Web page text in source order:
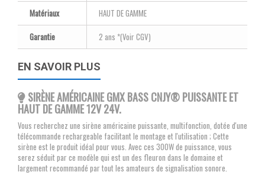
Matériaux
HAUT DE GAMME
Garantie
2 ans *(Voir CGV)
EN SAVOIR PLUS
SIRÈNE AMÉRICAINE GMX BASS CNJY® PUISSANTE ET
HAUT DE GAMME 12V 24V.
Vous recherchez une sirène américaine puissante, multifonction, dotée d'une
télécommande rechargeable facilitant le montage et l'utilisation ; Cette
sirène est le produit idéal pour vous. Avec ces 300W de puissance, vous
serez séduit par ce modèle qui est un des fleuron dans le domaine et
largement recommandé par tout les amateurs de signalisation sonore.